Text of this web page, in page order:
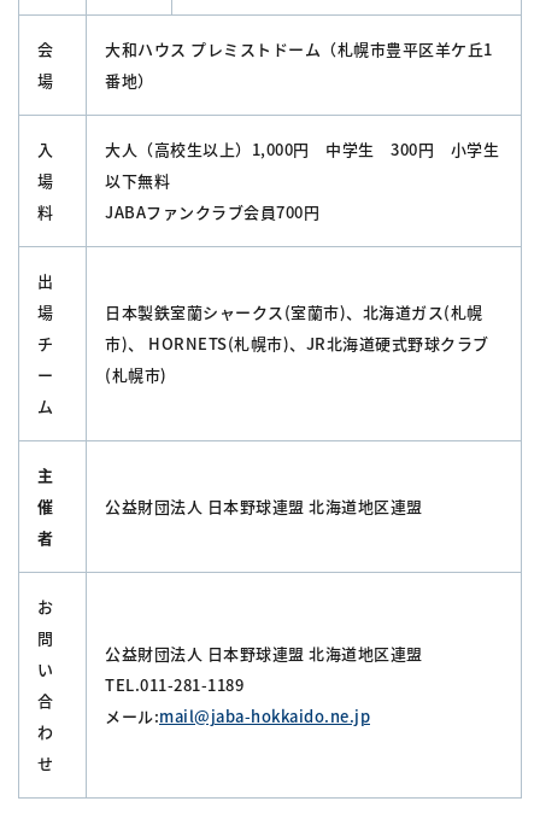
会
場
大和ハウス プレミストドーム（札幌市豊平区羊ケ丘1
番地）
入
場
料
大人（高校生以上）1,000円 中学生 300円 小学生
以下無料
JABAファンクラブ会員700円
出
場
チ
ー
ム
日本製鉄室蘭シャークス(室蘭市)、北海道ガス(札幌
市)、 HORNETS(札幌市)、JR北海道硬式野球クラブ
(札幌市)
主
催
者
公益財団法人 日本野球連盟 北海道地区連盟
お
問
い
合
わ
せ
公益財団法人 日本野球連盟 北海道地区連盟
TEL.011-281-1189
メール:mail@jaba-hokkaido.ne.jp